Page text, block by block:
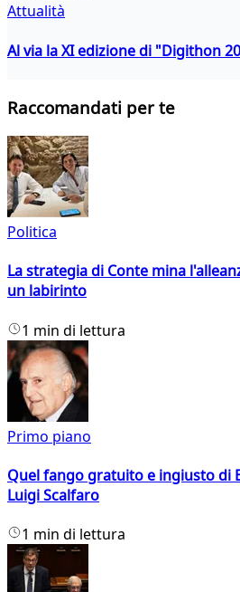
Attualità
Al via la XI edizione di "Digithon
Raccomandati per te
Politica
La strategia di Conte mina
un labirinto
1 min di lettura
Primo piano
Quel fango gratuito e ingiusto di
Luigi Scalfaro
1 min di lettura